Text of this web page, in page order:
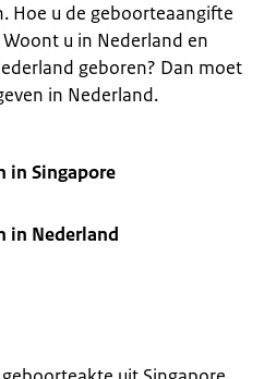
Hoe u de geboorteaangifte
u in Nederland en
geboren? Dan moet
in Nederland.
in Singapore
in Nederland